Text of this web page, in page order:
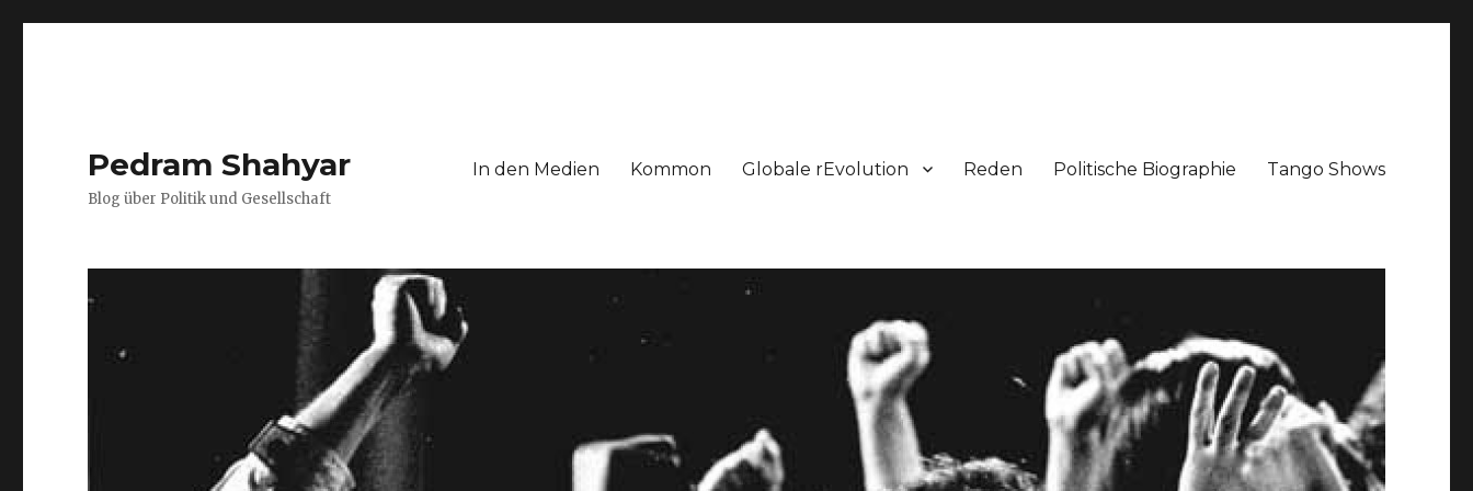
Pedram Shahyar
Blog über Politik und Gesellschaft
In den Medien Kommon Globale rEvolution Reden Politische Biographie Tango Shows